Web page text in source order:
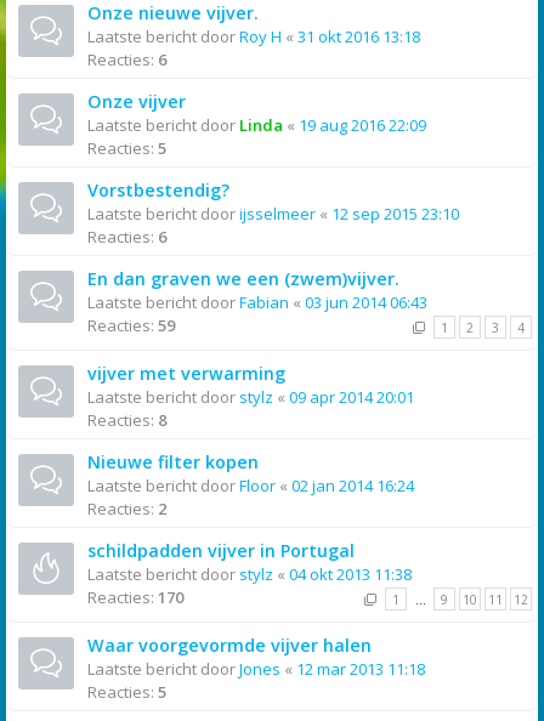
Onze nieuwe vijver.
Laatste bericht doorRoy H « 31 okt 2016 13:18
Reacties: 6
Onze vijver
Laatste bericht door Linda « 19 aug 2016 22:09
Reacties: 5
Vorstbestendig?
Laatste bericht doorijsselmeer « 12 sep 2015 23:10
Reacties: 6
En dan graven we een (zwem)vijver.
Laatste bericht doorFabian « 03 jun 2014 06:43
Reacties: 59 1 2 3 4
vijver met verwarming
Laatste bericht door stylz « 09 apr 2014 20:01
Reacties: 8
Nieuwe filter kopen
Laatste bericht doorFloor « 02 jan 2014 16:24
Reacties: 2
schildpadden vijver in Portugal
Laatste bericht door stylz « 04 okt 2013 11:38
Reacties: 170 1 … 9 10 11 12
Waar voorgevormde vijver halen
Laatste bericht doorJones « 12 mar 2013 11:18
Reacties: 5